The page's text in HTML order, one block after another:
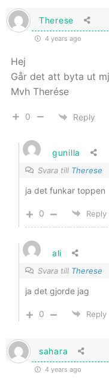
Therese
4 years ago
Hej
Går det att byta ut
Mvh Therése
0 Reply
gunilla
Svara till Therese
ja det funkar toppen
0 Reply
ali
Svara till Therese
ja det gjorde jag
0 Reply
sahara
4 years ago